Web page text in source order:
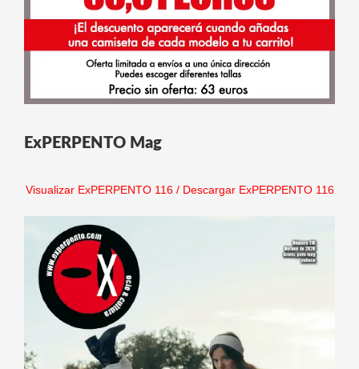
ExPERPENTO Mag
Visualizar ExPERPENTO 116/ Descargar ExPERPENTO 116